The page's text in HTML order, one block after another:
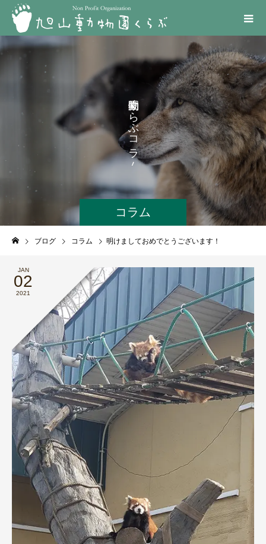
コラム
く
ら
ぶ
コ
ラ
ム
ブログ コラム 明けましておめでとうございます！
JAN
02
2021